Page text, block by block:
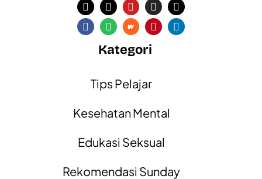
Kategori
Tips Pelajar
Kesehatan Mental
Edukasi Seksual
Rekomendasi Sunday